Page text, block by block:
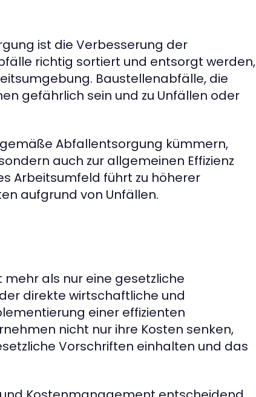
ist die Verbesserung der
richtig sortiert und entsorgt werden,
Baustellenabfälle, die
gefährlich sein und zu Unfällen oder
Abfallentsorgung kümmern,
auch zur allgemeinen Effizienz
Arbeitsumfeld führt zu höherer
aufgrund von Unfällen.
als nur eine gesetzliche
direkte wirtschaftliche und
einer effizienten
nicht nur ihre Kosten senken,
Vorschriften einhalten und das